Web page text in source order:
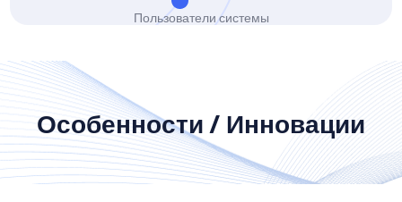
Пользователи системы
Особенности / Инновации